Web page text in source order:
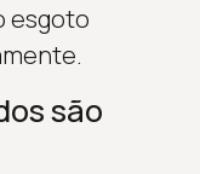
esgoto
são